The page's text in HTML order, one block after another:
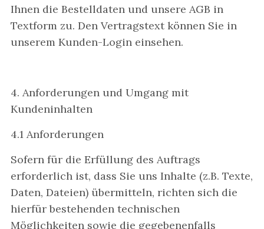
Ihnen die Bestelldaten und unsere AGB in
Textform zu. Den Vertragstext können Sie in
unserem Kunden-Login einsehen.
4. Anforderungen und Umgang mit
Kundeninhalten
4.1 Anforderungen
Sofern für die Erfüllung des Auftrags
erforderlich ist, dass Sie uns Inhalte (z.B. Texte,
Daten, Dateien) übermitteln, richten sich die
hierfür bestehenden technischen
Möglichkeiten sowie die gegebenenfalls